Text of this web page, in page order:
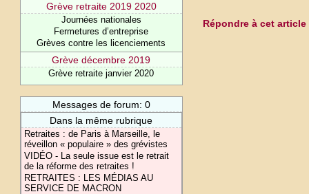
Grève retraite 2019 2020
Journées nationales
Fermetures d’entreprise
Grèves contre les licenciements
Grève décembre 2019
Grève retraite janvier 2020
Messages de forum: 0
Dans la même rubrique
Retraites : de Paris à Marseille, le
réveillon « populaire » des grévistes
VIDÉO - La seule issue est le retrait
de la réforme des retraites !
RETRAITES : LES MÉDIAS AU
SERVICE DE MACRON
Répondre à cet article